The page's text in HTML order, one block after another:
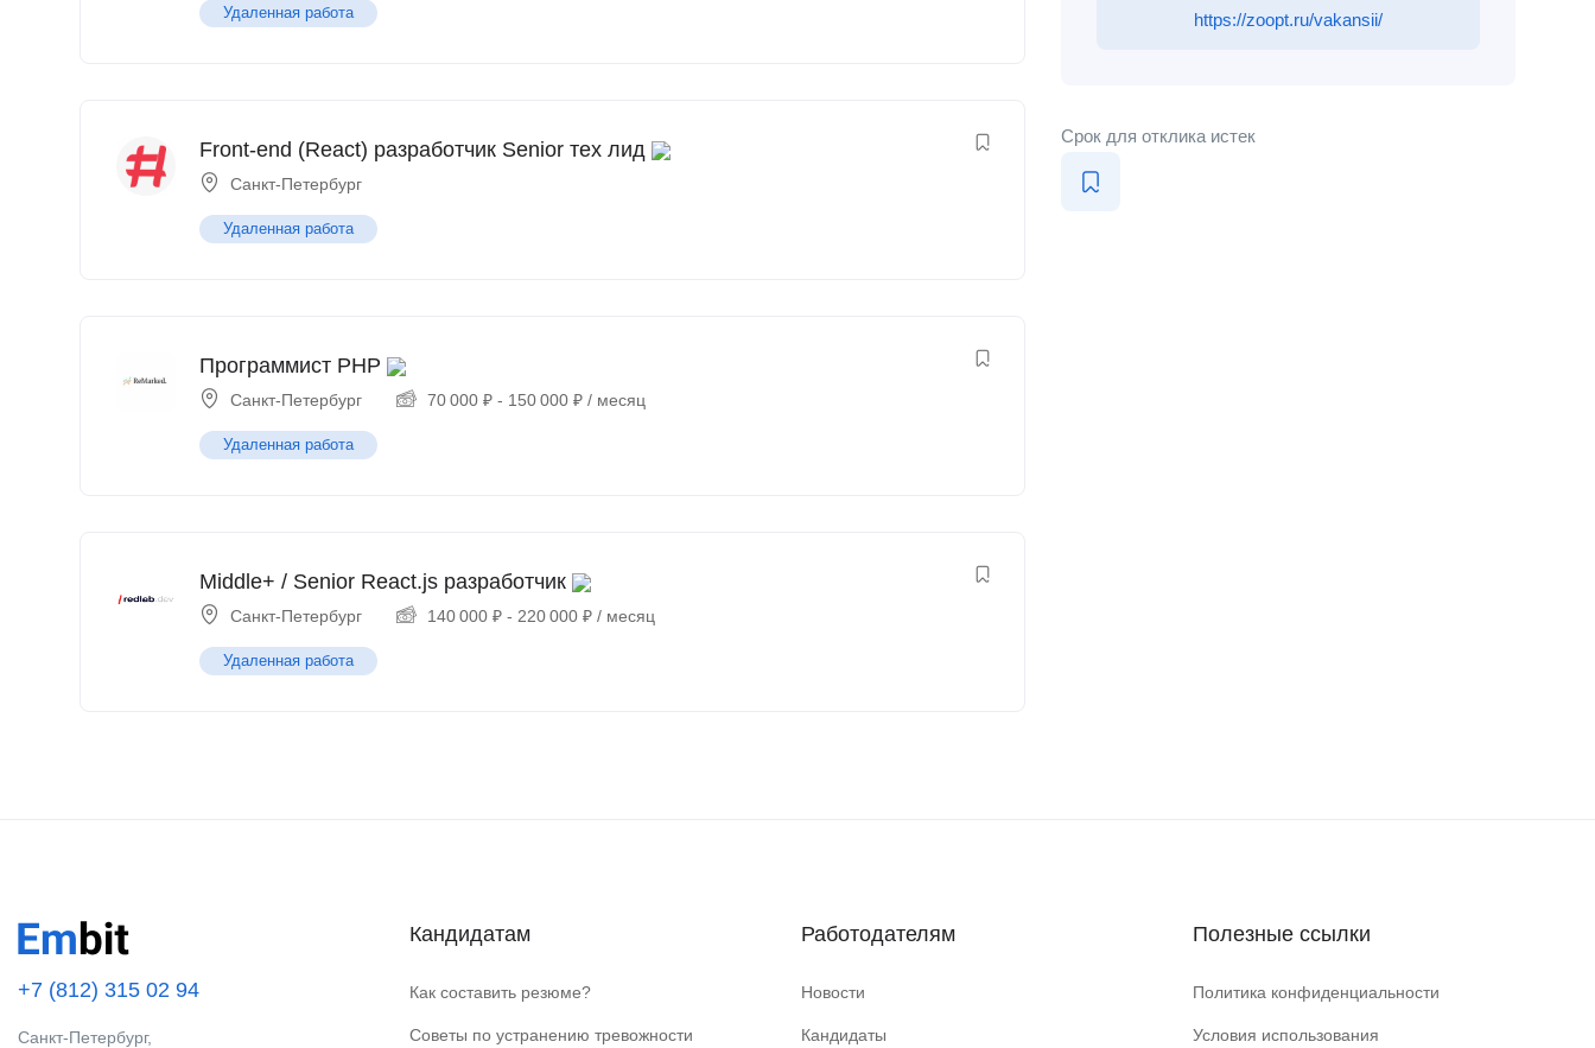
Удаленная работа
Front-end (React) разработчик Senior тех лид
Санкт-Петербург
Удаленная работа
Программист PHP
Санкт-Петербург 70 000 ₽ - 150 000 ₽ / месяц
Удаленная работа
Middle+ / Senior React.js разработчик
Санкт-Петербург 140 000 ₽ - 220 000 ₽ / месяц
Удаленная работа
https://zoopt.ru/vakansii/
Срок для отклика истек
+7 (812) 315 02 94
Санкт-Петербург,
Кандидатам
Как составить резюме?
Советы по устранению тревожности
Работодателям
Новости
Кандидаты
Полезные ссылки
Политика конфиденциальности
Условия использования